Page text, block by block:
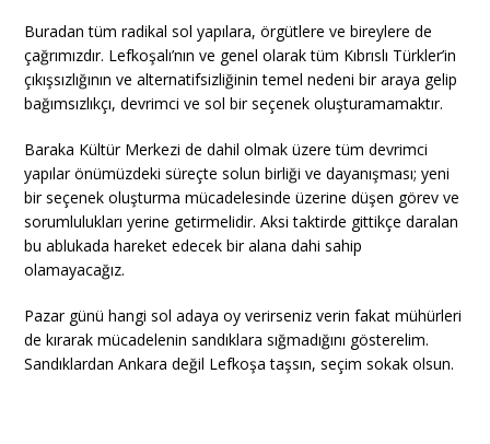
Buradan tüm radikal sol yapılara, örgütlere ve bireylere de
çağrımızdır. Lefkoşalı’nın ve genel olarak tüm Kıbrıslı Türkler’in
çıkışsızlığının ve alternatifsizliğinin temel nedeni bir araya gelip
bağımsızlıkçı, devrimci ve sol bir seçenek oluşturamamaktır.
Baraka Kültür Merkezi de dahil olmak üzere tüm devrimci
yapılar önümüzdeki süreçte solun birliği ve dayanışması; yeni
bir seçenek oluşturma mücadelesinde üzerine düşen görev ve
sorumlulukları yerine getirmelidir. Aksi taktirde gittikçe daralan
bu ablukada hareket edecek bir alana dahi sahip
olamayacağız.
Pazar günü hangi sol adaya oy verirseniz verin fakat mühürleri
de kırarak mücadelenin sandıklara sığmadığını gösterelim.
Sandıklardan Ankara değil Lefkoşa taşsın, seçim sokak olsun.